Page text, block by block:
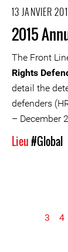
13 JANVIER
2015
The Front
Rights
detail the
defenders
– December
Lieu#Global
Pages3
4